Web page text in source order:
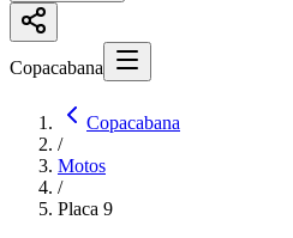
Copacabana
Copacabana
/
Motos
/
Placa 9